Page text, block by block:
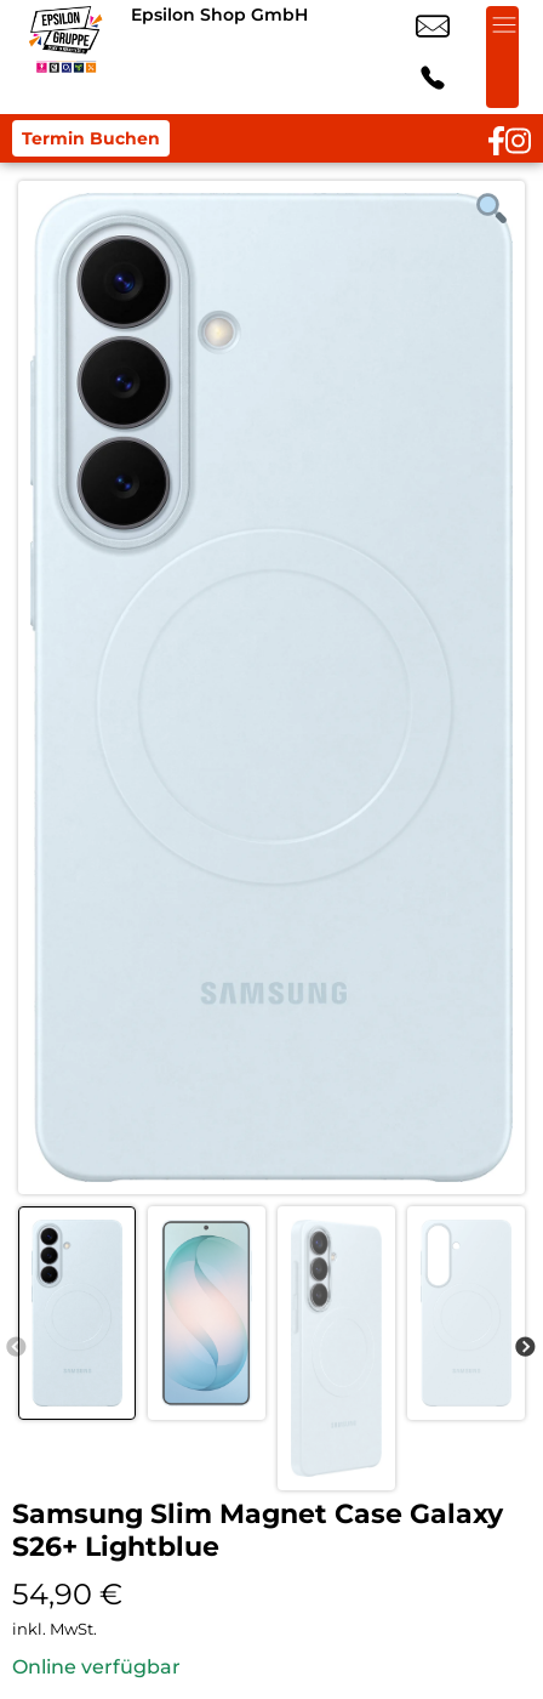
Epsilon Shop GmbH
Termin Buchen
Samsung Slim Magnet Case Galaxy
S26+ Lightblue
54,90 €
inkl. MwSt.
Online verfügbar